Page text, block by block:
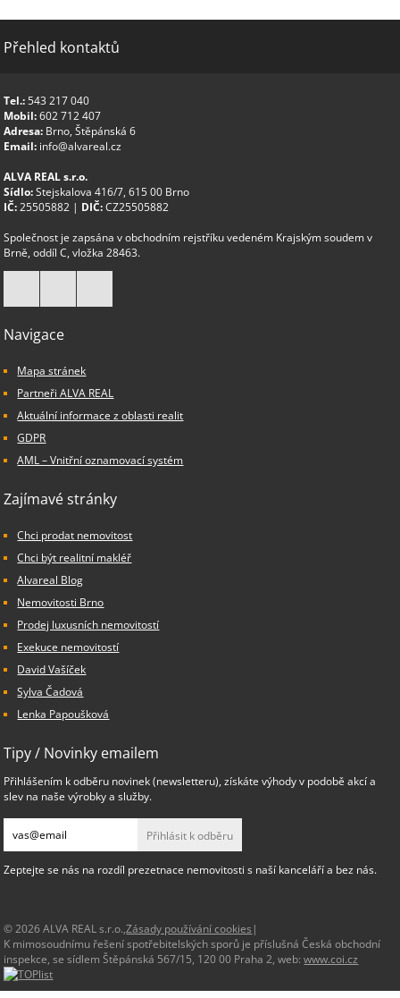
Přehled kontaktů
Tel.:543 217 040
Mobil:602 712 407
Adresa: Brno, Štěpánská 6
Email: info@alvareal.cz
ALVA REAL s.r.o.
Sídlo:Stejskalova 416/7, 615 00 Brno
IČ:25505882 | DIČ:CZ25505882
Společnost je zapsána v obchodním rejstříku vedeném Krajským soudem v
Brně, oddíl C, vložka 28463.
Navigace
Mapa stránek
Partneři ALVA REAL
Aktuální informace z oblasti realit
GDPR
AML – Vnitřní oznamovací systém
Zajímavé stránky
Chci prodat nemovitost
Chci být realitní makléř
Alvareal Blog
Nemovitosti Brno
Prodej luxusních nemovitostí
Exekuce nemovitostí
David Vašíček
Sylva Čadová
Lenka Papoušková
Tipy / Novinky emailem
Přihlášením k odběru novinek (newsletteru), získáte výhody v podobě akcí a
slev na naše výrobky a služby.
Přihlásit k odběru
Zeptejte se nás na rozdíl prezetnace nemovitosti s naší kanceláří a bez nás.
© 2026 ALVA REAL s.r.o.,Zásady používání cookies |
K mimosoudnímu řešení spotřebitelských sporů je příslušná Česká obchodní
inspekce, se sídlem Štěpánská 567/15, 120 00 Praha 2, web:www.coi.cz